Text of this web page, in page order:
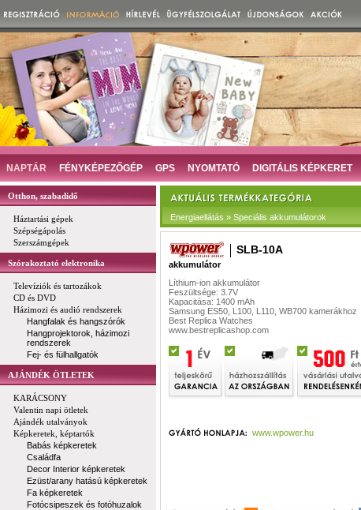
NAPTÁR FÉNYKÉPEZŐGÉP GPS NYOMTATÓ DIGITÁLIS KÉPKERET
Otthon, szabadidő
Háztartási gépek
Szépségápolás
Szerszámgépek
Szórakoztató elektronika
Televíziók és tartozákok
CD és DVD
Házimozi és audió rendszerek
Hangfalak és hangszórók
Hangprojektorok, házimozi
rendszerek
Fej- és fülhallgatók
AJÁNDÉK ÖTLETEK
KARÁCSONY
Valentin napi ötletek
Ajándék utalványok
Képkeretek, képtartók
Babás képkeretek
Családfa
Decor Interior képkeretek
Ezüst/arany hatású képkeretek
Fa képkeretek
Fotócsipeszek és fotóhuzalok
Energiaellátás » Speciális akkumulátorok
SLB-10A
akkumulátor
Líthium-ion akkumulátor
Feszültsége: 3.7V
Kapacitása: 1400 mAh
Samsung ES50, L100, L110, WB700 kamerákhoz
Best Replica Watches
www.bestreplicashop.com
www.wpower.hu